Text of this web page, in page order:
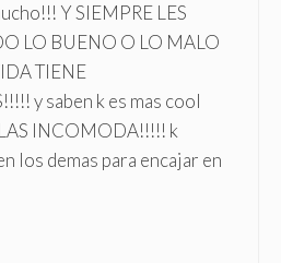
Y SIEMPRE LES
LO BUENO O LO MALO
TIENE
y saben k es mas cool
INCOMODA!!!!! k
los demas para encajar en